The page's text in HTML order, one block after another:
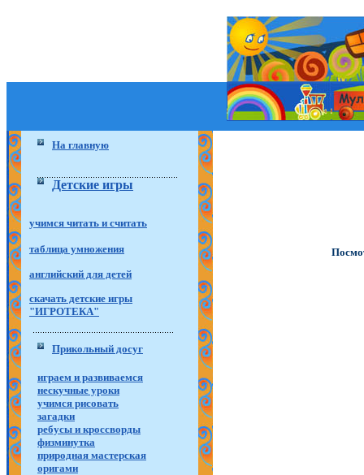
На главную
Детские игры
учимся читать и считать
таблица умножения
английский для детей
скачать детские игры
"ИГРОТЕКА"
Прикольный досуг
играем и развиваемся
нескучные уроки
учимся рисовать
загадки
ребусы и кроссворды
физминутка
природная мастерская
оригами